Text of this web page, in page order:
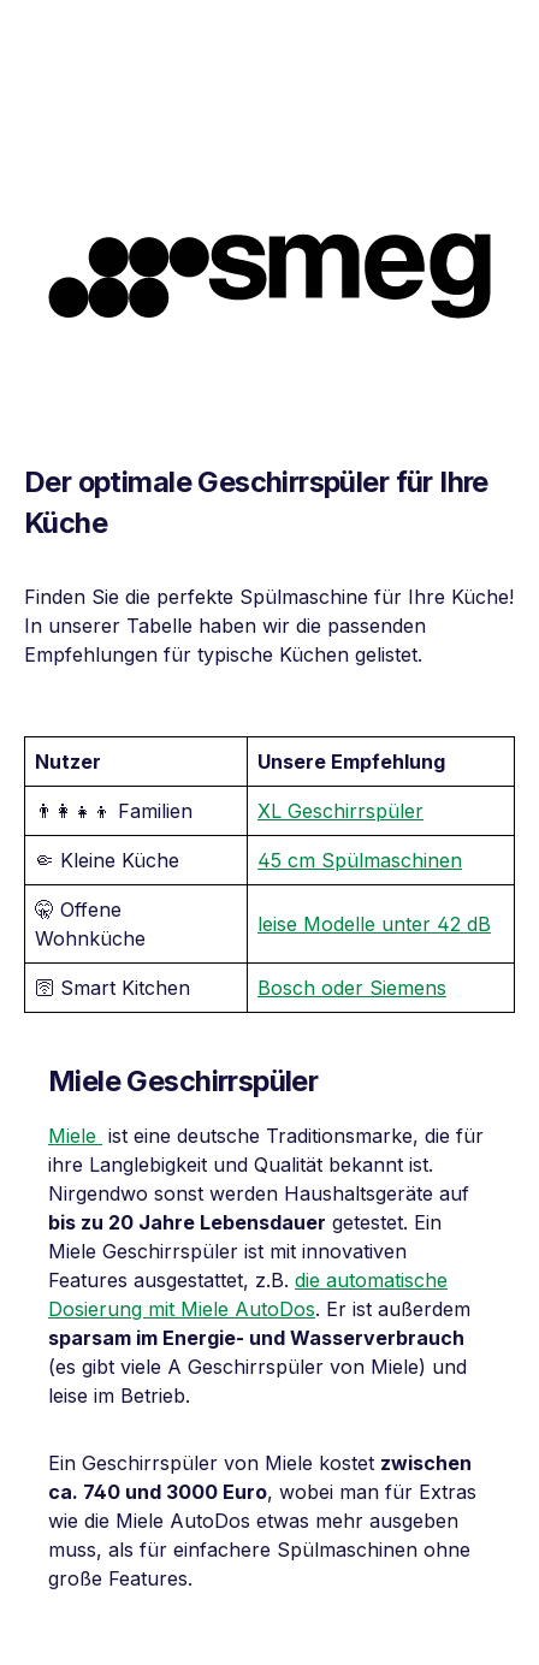
Der optimale Geschirrspüler für Ihre
Küche
Finden Sie die perfekte Spülmaschine für Ihre Küche!
In unserer Tabelle haben wir die passenden
Empfehlungen für typische Küchen gelistet.
Nutzer Unsere Empfehlung
👨‍👩‍👧‍👦 Familien XL Geschirrspüler
🤏 Kleine Küche 45 cm Spülmaschinen
🤫 Offene
Wohnküche
leise Modelle unter 42 dB
🛜 Smart Kitchen Bosch oder Siemens
Miele Geschirrspüler
Miele ist eine deutsche Traditionsmarke, die für
ihre Langlebigkeit und Qualität bekannt ist.
Nirgendwo sonst werden Haushaltsgeräte auf
bis zu 20 Jahre Lebensdauer getestet. Ein
Miele Geschirrspüler ist mit innovativen
Features ausgestattet, z.B. die automatische
Dosierung mit Miele AutoDos. Er ist außerdem
sparsam im Energie- und Wasserverbrauch
(es gibt viele A Geschirrspüler von Miele) und
leise im Betrieb.
Ein Geschirrspüler von Miele kostet zwischen
ca. 740 und 3000 Euro, wobei man für Extras
wie die Miele AutoDos etwas mehr ausgeben
muss, als für einfachere Spülmaschinen ohne
große Features.